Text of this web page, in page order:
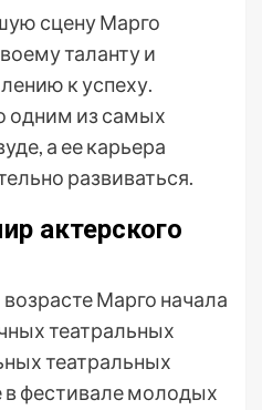
сцену Марго
таланту и
к успеху.
одним из самых
а ее карьера
развиваться.
актерского
Марго начала
театральных
театральных
в фестивале молодых